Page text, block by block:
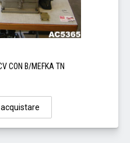
CON B/MEFKA TN